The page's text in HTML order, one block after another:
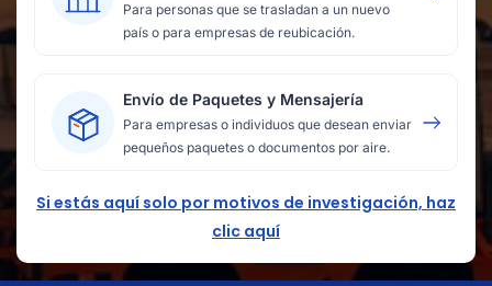
Para personas que se trasladan a un nuevo
país o para empresas de reubicación.
Envío de Paquetes y Mensajería
Para empresas o individuos que desean enviar
pequeños paquetes o documentos por aire.
Si estás aquí solo por motivos de investigación, haz
clic aquí